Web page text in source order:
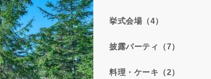
挙式会場（4）
披露パーティ（7）
料理・ケーキ（2）